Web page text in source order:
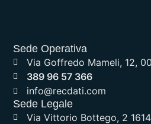
Sede Operativa
Via Goffredo Mameli, 12,
389 96 57 366
info@recdati.com
Sede Legale
Via Vittorio Bottego, 2